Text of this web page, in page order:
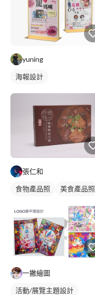
yuning
海報設計
張仁和
食物產品照 美食產品照
一撇繪圖
活動/展覽主題設計